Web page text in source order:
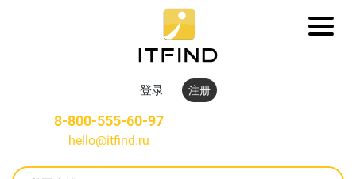
登录 注册
8-800-555-60-97
hello@itfind.ru